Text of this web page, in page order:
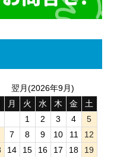
翌月(2026年9月)
月 火 水 木 金
土
1
2 3 4
5
7 8 9 10 11
12
14 15 16 17 18
19